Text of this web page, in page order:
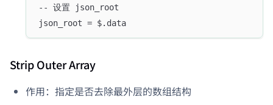
-- 设置 json_root
json_root = $.data
Strip Outer Array
作用：指定是否去除最外层的数组结构